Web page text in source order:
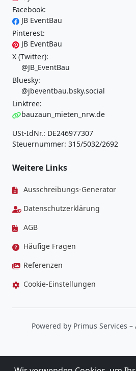
Facebook:
JB EventBau
Pinterest:
JB EventBau
X (Twitter):
@JB_EventBau
Bluesky:
@jbeventbau.bsky.social
Linktree:
bauzaun_mieten_nrw.de
USt-IdNr.: DE246977307
Steuernummer: 315/5032/2692
Weitere Links
Ausschreibungs-Generator
Datenschutzerklärung
AGB
Häufige Fragen
Referenzen
Cookie-Einstellungen
Powered by Primus Services –